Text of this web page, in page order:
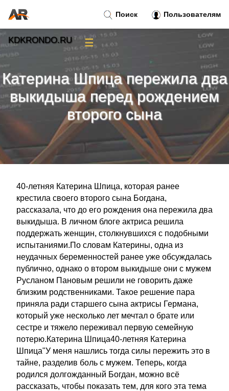
Катерина Шпица пережила два
выкидыша перед рождением
второго сына
40-летняя Катерина Шпица, которая ранее
крестила своего второго сына Богдана,
рассказала, что до его рождения она пережила два
выкидыша. В личном блоге актриса решила
поддержать женщин, столкнувшихся с подобными
испытаниями.По словам Катерины, одна из
неудачных беременностей ранее уже обсуждалась
публично, однако о втором выкидыше они с мужем
Русланом Пановым решили не говорить даже
близким родственниками. Такое решение пара
приняла ради старшего сына актрисы Германа,
который уже несколько лет мечтал о брате или
сестре и тяжело переживал первую семейную
потерю.Катерина Шпица40-летняя Катерина
Шпица"У меня нашлись тогда силы пережить это в
тайне, разделив боль с мужем. Теперь, когда
родился долгожданный Богдан, можно всё
рассказать, чтобы показать тем, для кого эта тема
Поиск Пользователям
KDKRONDO.RU ☰
Тренды новостей »
Правила»